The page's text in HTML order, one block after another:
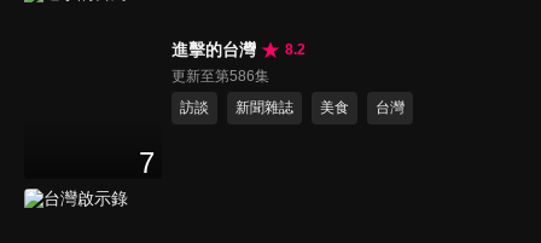
7
進擊的台灣
8.2
更新至第586集
訪談
新聞雜誌 美食 台灣